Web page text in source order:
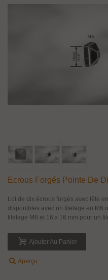
Ecrous Forgés Pointe De
Lot de dix écrous forgés avec tête
disponibles avec un filetage en M6
filetage M6 et 16 x 16 mm pour un
Ajouter Au Panier
Aperçu